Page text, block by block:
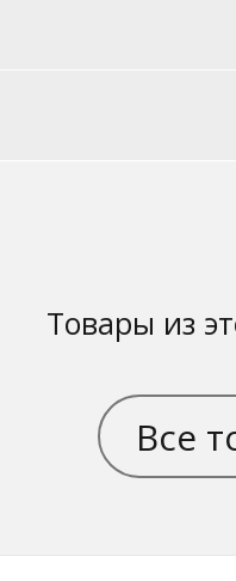
Товары из
Все